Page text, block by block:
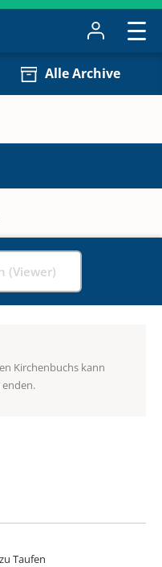
Alle Archive
(Viewer)
Kirchenbuchs kann
Taufen